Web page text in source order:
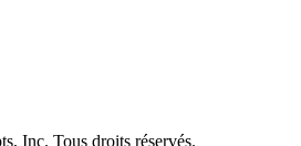
Inc. Tous droits réservés.